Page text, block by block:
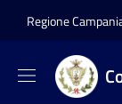
Regione